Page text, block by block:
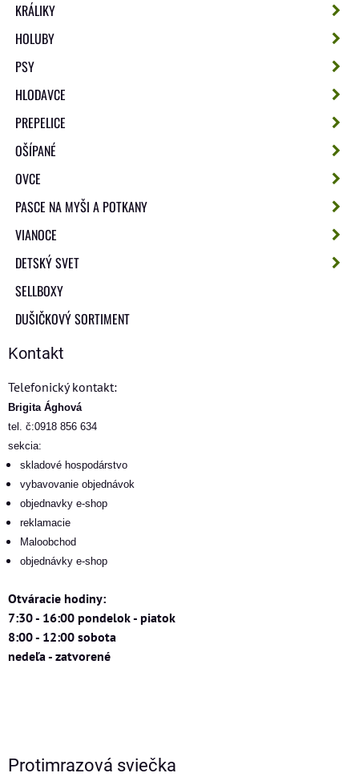
KRÁLIKY
HOLUBY
PSY
HLODAVCE
PREPELICE
OŠÍPANÉ
OVCE
PASCE NA MYŠI A POTKANY
VIANOCE
DETSKÝ SVET
SELLBOXY
DUŠIČKOVÝ SORTIMENT
Kontakt
Telefonický kontakt:
Brigita Ághová
tel. č:0918 856 634
sekcia:
skladové hospodárstvo
vybavovanie objednávok
objednavky e-shop
reklamacie
Maloobchod
objednávky e-shop
Otváracie hodiny:
7:30 - 16:00 pondelok - piatok
8:00 - 12:00 sobota
nedeľa - zatvorené
Protimrazová sviečka